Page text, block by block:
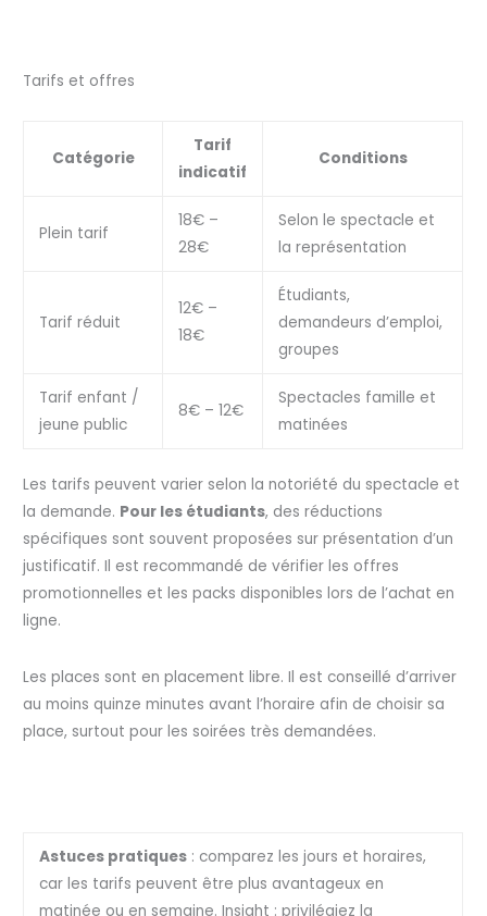
Tarifs et offres
Catégorie
Tarif
indicatif
Conditions
Plein tarif
18€ –
28€
Selon le spectacle et
la représentation
Tarif réduit
12€ –
18€
Étudiants,
demandeurs d’emploi,
groupes
Tarif enfant /
jeune public
8€ – 12€
Spectacles famille et
matinées
Les tarifs peuvent varier selon la notoriété du spectacle et
la demande. Pour les étudiants, des réductions
spécifiques sont souvent proposées sur présentation d’un
justificatif. Il est recommandé de vérifier les offres
promotionnelles et les packs disponibles lors de l’achat en
ligne.
Les places sont en placement libre. Il est conseillé d’arriver
au moins quinze minutes avant l’horaire afin de choisir sa
place, surtout pour les soirées très demandées.
Astuces pratiques: comparez les jours et horaires,
car les tarifs peuvent être plus avantageux en
matinée ou en semaine. Insight : privilégiez la